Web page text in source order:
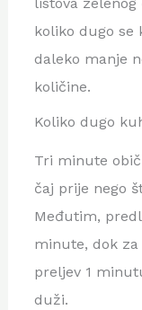
koliko dugo se
daleko manje
količine.
Koliko dugo
Tri minute
čaj prije nego
Međutim,
minute, dok
preljev 1
duži.